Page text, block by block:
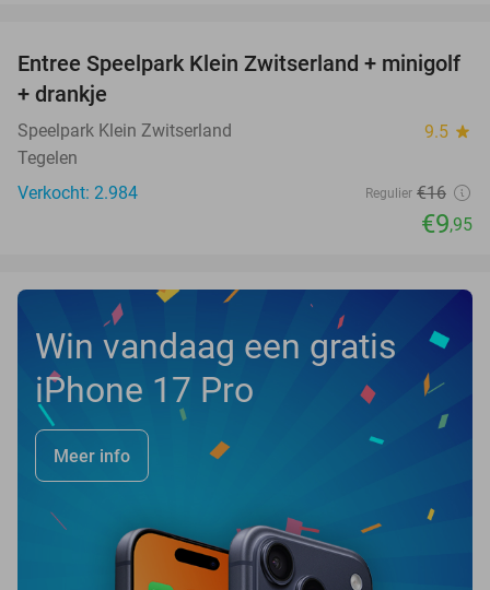
38%
Entree Speelpark Klein Zwitserland + minigolf
+ drankje
Speelpark Klein Zwitserland 9.5 star
Tegelen
Verkocht: 2.984
Regulier €16
€9,95
Win vandaag een gratis
iPhone 17 Pro
Meer info